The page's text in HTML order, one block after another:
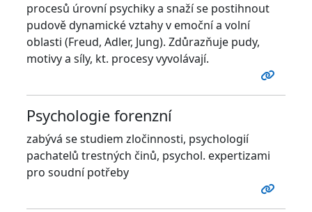
procesů úrovní psychiky a snaží se postihnout
pudově dynamické vztahy v emoční a volní
oblasti (Freud, Adler, Jung). Zdůrazňuje pudy,
motivy a síly, kt. procesy vyvolávají.
Psychologie forenzní
zabývá se studiem zločinnosti, psychologií
pachatelů trestných činů, psychol. expertizami
pro soudní potřeby